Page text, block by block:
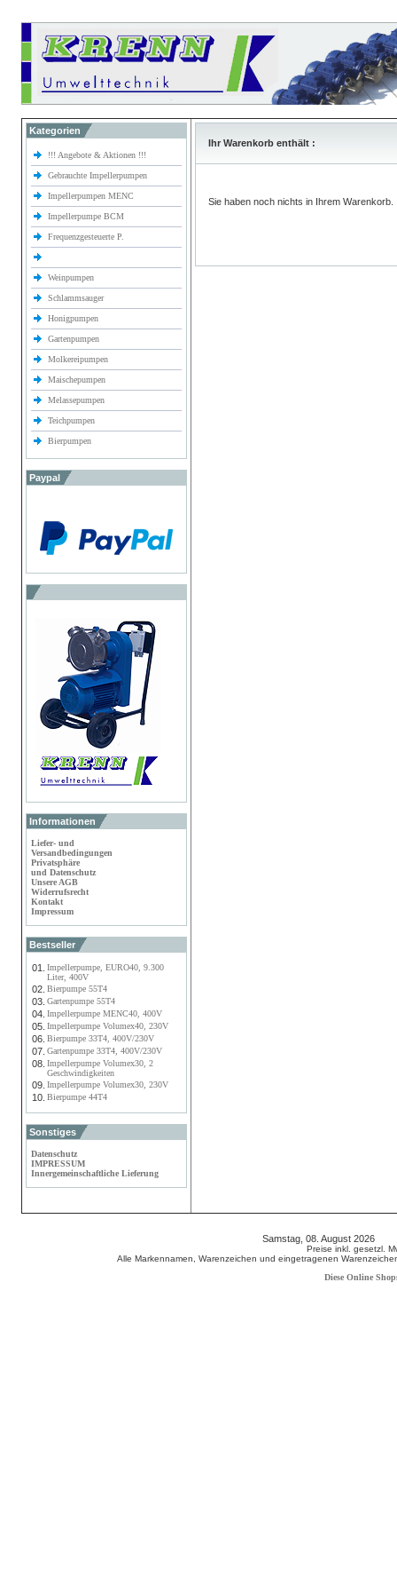
Kategorien
!!! Angebote & Aktionen !!!
Gebrauchte Impellerpumpen
Impellerpumpen MENC
Impellerpumpe BCM
Frequenzgesteuerte P.
Weinpumpen
Schlammsauger
Honigpumpen
Gartenpumpen
Molkereipumpen
Maischepumpen
Melassepumpen
Teichpumpen
Bierpumpen
Paypal
Informationen
Liefer- und
Versandbedingungen
Privatsphäre
und Datenschutz
Unsere AGB
Widerrufsrecht
Kontakt
Impressum
Bestseller
01.
Impellerpumpe, EURO40, 9.300
Liter, 400V
02. Bierpumpe 55T4
03. Gartenpumpe 55T4
04. Impellerpumpe MENC40, 400V
05. Impellerpumpe Volumex40, 230V
06. Bierpumpe 33T4, 400V/230V
07. Gartenpumpe 33T4, 400V/230V
08. Impellerpumpe Volumex30, 2
Geschwindigkeiten
09. Impellerpumpe Volumex30, 230V
10. Bierpumpe 44T4
Sonstiges
Datenschutz
IMPRESSUM
Innergemeinschaftliche Lieferung
Ihr Warenkorb enthält :
Sie haben noch nichts in Ihrem Warenkorb.
Samstag, 08. August 2026
Preise inkl. gesetzl.
Alle Markennamen, Warenzeichen und eingetragenen
Diese Online